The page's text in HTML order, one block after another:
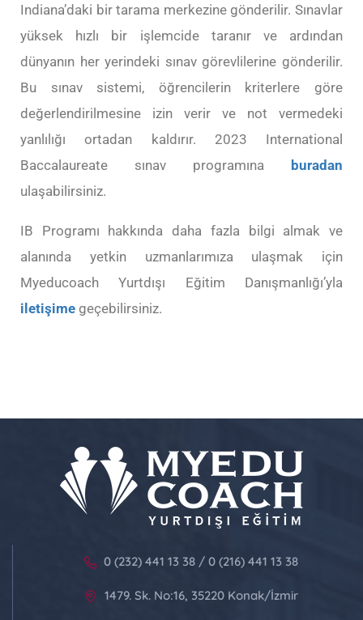
Indiana’daki bir tarama merkezine gönderilir. Sınavlar
yüksek hızlı bir işlemcide taranır ve ardından
dünyanın her yerindeki sınav görevlilerine gönderilir.
Bu sınav sistemi, öğrencilerin kriterlere göre
değerlendirilmesine izin verir ve not vermedeki
yanlılığı ortadan kaldırır. 2023 International
Baccalaureate sınav programına buradan
ulaşabilirsiniz.
IB Programı hakkında daha fazla bilgi almak ve
alanında yetkin uzmanlarımıza ulaşmak için
Myeducoach Yurtdışı Eğitim Danışmanlığı’yla
iletişime geçebilirsiniz.
0 (232) 441 13 38 / 0 (216) 441 13 38
1479. Sk. No:16, 35220 Konak/İzmir